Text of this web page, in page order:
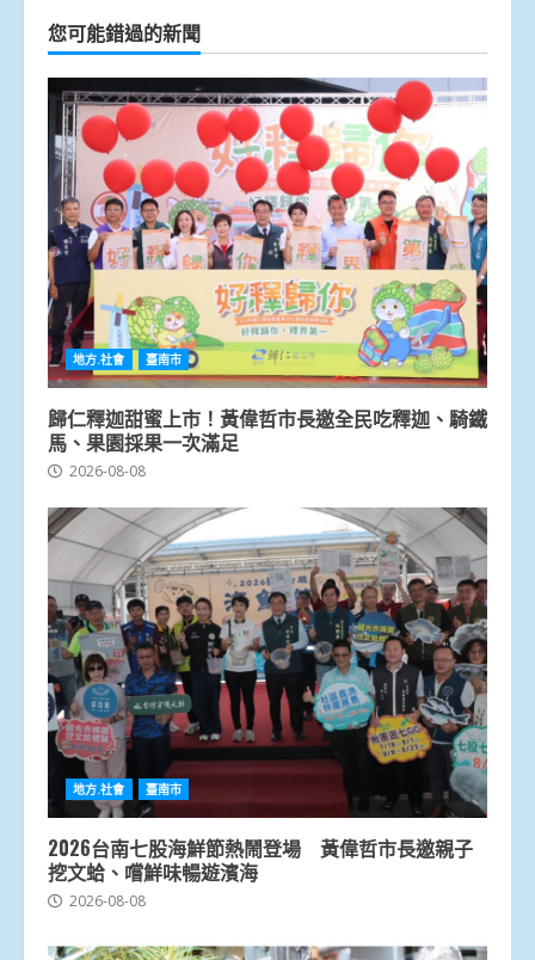
您可能錯過的新聞
地方.社會 臺南市
歸仁釋迦甜蜜上市！黃偉哲市長邀全民吃釋迦、騎鐵
馬、果園採果一次滿足
2026-08-08
地方.社會 臺南市
2026台南七股海鮮節熱鬧登場 黃偉哲市長邀親子
挖文蛤、嚐鮮味暢遊濱海
2026-08-08